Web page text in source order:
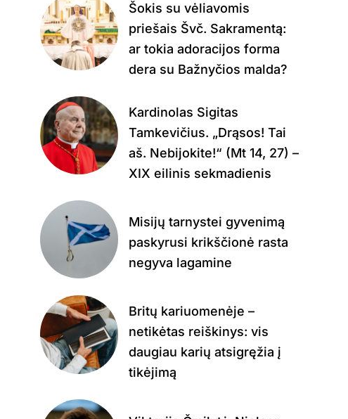
Šokis su vėliavomis
priešais Švč. Sakramentą:
ar tokia adoracijos forma
dera su Bažnyčios malda?
Kardinolas Sigitas
Tamkevičius. „Drąsos! Tai
aš. Nebijokite!“ (Mt 14, 27) –
XIX eilinis sekmadienis
Misijų tarnystei gyvenimą
paskyrusi krikščionė rasta
negyva lagamine
Britų kariuomenėje –
netikėtas reiškinys: vis
daugiau karių atsigręžia į
tikėjimą